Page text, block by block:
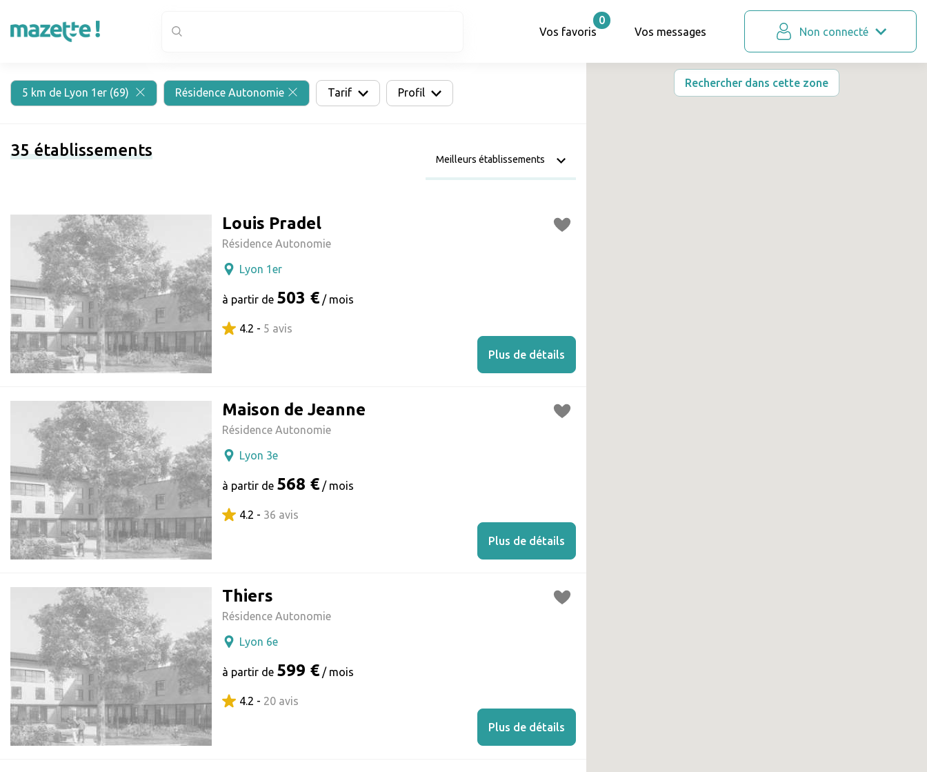
Vos favoris
0
Vos messages
Non connecté
5 km de Lyon 1er (69) Résidence Autonomie Tarif Profil
35établissements
Louis Pradel
Résidence Autonomie
Lyon 1er
à partir de 503 € / mois
4.2 - 5 avis
Plus de détails
Maison de Jeanne
Résidence Autonomie
Lyon 3e
à partir de 568 € / mois
4.2 - 36 avis
Plus de détails
Thiers
Résidence Autonomie
Lyon 6e
à partir de 599 € / mois
4.2 - 20 avis
Plus de détails
Rechercher dans cette zone